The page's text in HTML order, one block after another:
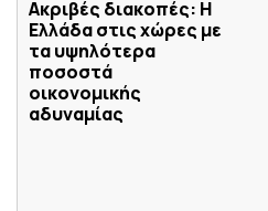
Ακριβές διακοπές: Η
Ελλάδα στις χώρες με
τα υψηλότερα
ποσοστά
οικονομικής
αδυναμίας